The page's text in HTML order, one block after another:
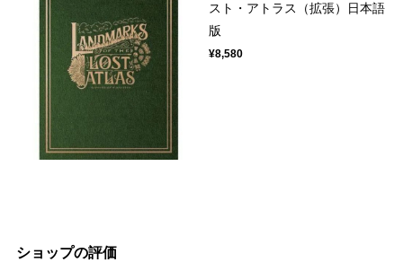
スト・アトラス（拡張）日本語
版
¥8,580
ショップの評価